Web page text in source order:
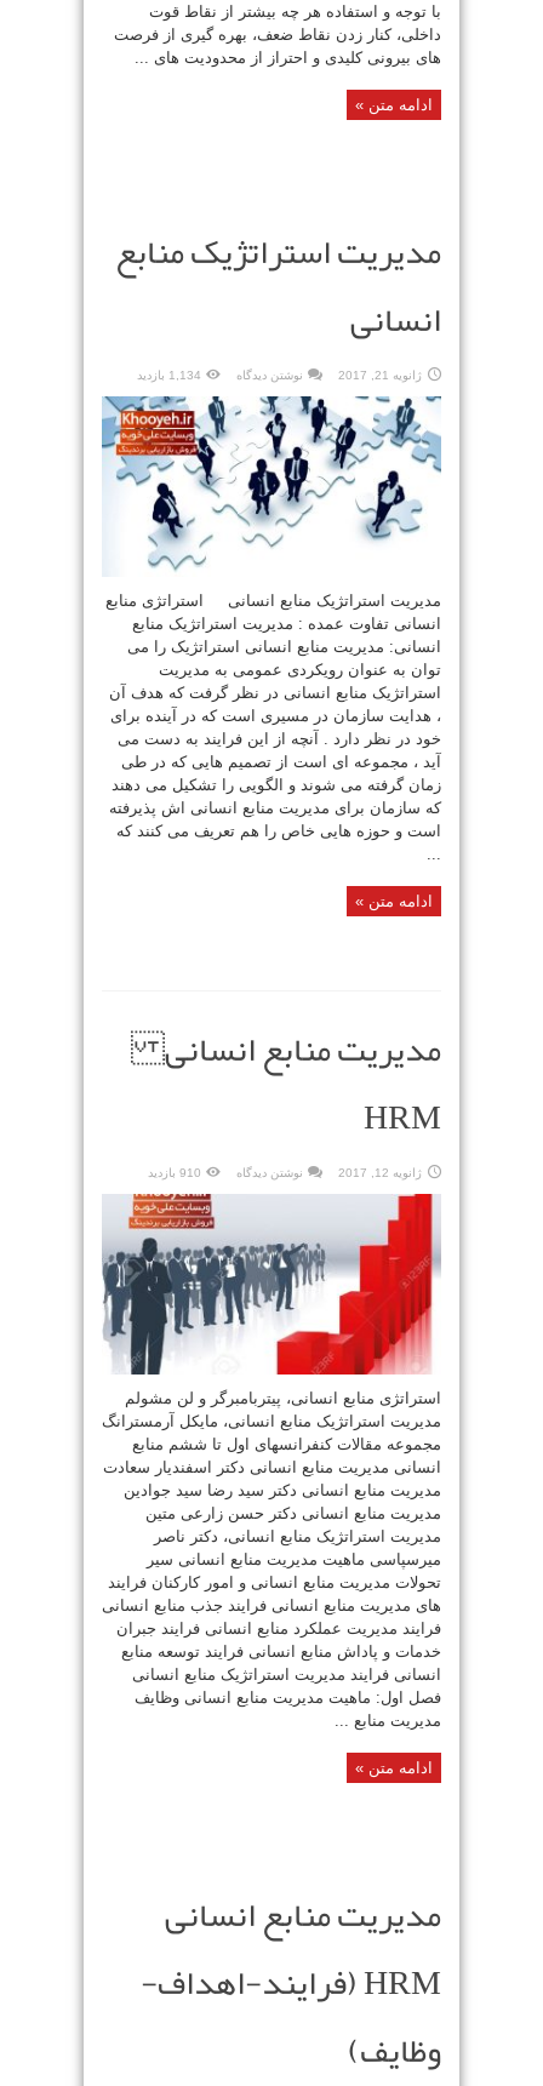
با توجه و استفاده هر چه بیشتر از نقاط قوت
داخلی، کنار زدن نقاط ضعف، بهره گیری از فرصت
های بیرونی کلیدی و احتراز از محدودیت های ...
ادامه متن »
مدیریت استراتژیک منابع
انسانی
ژانویه 21, 2017 نوشتن دیدگاه 1,134 بازدید
مدیریت استراتژیک منابع انسانی استراتژی منابع
انسانی تفاوت عمده : مدیریت استراتژیک منابع
انسانی: مدیریت منابع انسانی استراتژیک را می
توان به عنوان رویکردی عمومی به مدیریت
استراتژیک منابع انسانی در نظر گرفت که هدف آن
، هدایت سازمان در مسیری است که در آینده برای
خود در نظر دارد . آنچه از این فرایند به دست می
آید ، مجموعه ای است از تصمیم هایی که در طی
زمان گرفته می شوند و الگویی را تشکیل می دهند
که سازمان برای مدیریت منابع انسانی اش پذیرفته
است و حوزه هایی خاص را هم تعریف می کنند که
...
ادامه متن »
مدیریت منابع انسانی
HRM
ژانویه 12, 2017 نوشتن دیدگاه 910 بازدید
استراتژی منابع انسانی، پیتربامبرگر و لن مشولم
مدیریت استراتژیک منابع انسانی، مایکل آرمسترانگ
مجموعه مقالات کنفرانسهای اول تا ششم منابع
انسانی مدیریت منابع انسانی دکتر اسفندیار سعادت
مدیریت منابع انسانی دکتر سید رضا سید جوادین
مدیریت منابع انسانی دکتر حسن زارعی متین
مدیریت استراتژیک منابع انسانی، دکتر ناصر
میرسپاسی ماهیت مدیریت منابع انسانی سیر
تحولات مدیریت منابع انسانی و امور کارکنان فرایند
های مدیریت منابع انسانی فرایند جذب منابع انسانی
فرایند مدیریت عملکرد منابع انسانی فرایند جبران
خدمات و پاداش منابع انسانی فرایند توسعه منابع
انسانی فرایند مدیریت استراتژیک منابع انسانی
فصل اول: ماهیت مدیریت منابع انسانی وظایف
مدیریت منابع ...
ادامه متن »
مدیریت منابع انسانی
HRM (فرایند-اهداف-
وظایف)